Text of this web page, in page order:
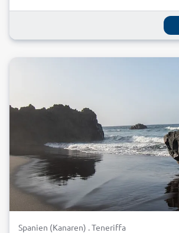
Spanien (Kanaren) . Teneriffa